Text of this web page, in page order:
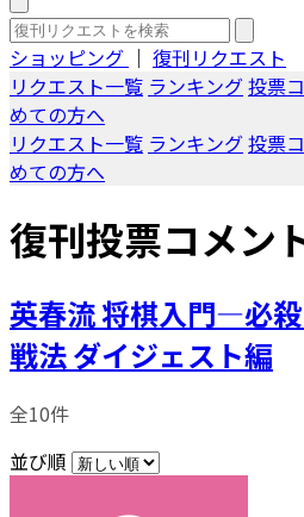
ショッピング ｜ 復刊リクエスト
リクエスト一覧 ランキング投票
めての方へ
リクエスト一覧 ランキング投票
めての方へ
復刊投票コメン
英春流 将棋入門―必殺
戦法 ダイジェスト編
全10件
並び順